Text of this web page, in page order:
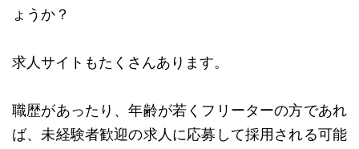
ょうか？
求人サイトもたくさんあります。
職歴があったり、年齢が若くフリーターの方であれ
ば、未経験者歓迎の求人に応募して採用される可能